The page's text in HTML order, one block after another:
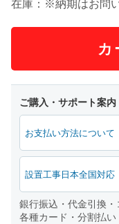
在庫：※納期はお問
カ
お支払い方法について
設置工事日本全国対応
銀行振込・代金引換・
各種カード・分割払い